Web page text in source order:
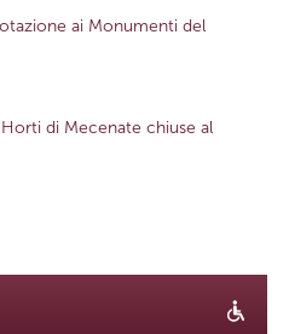
ai Monumenti del
di Mecenate chiuse al